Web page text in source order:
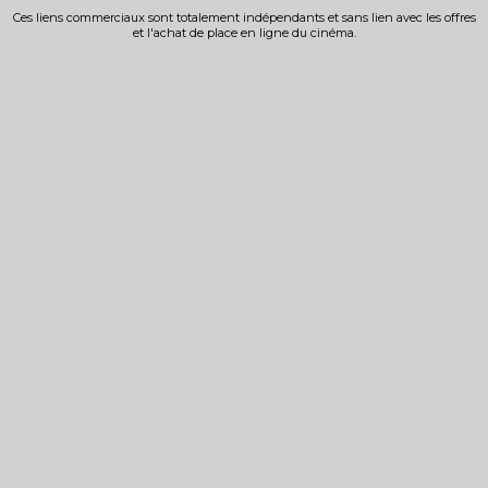
Ces liens commerciaux sont totalement indépendants et sans lien avec les offres
et l'achat de place en ligne du cinéma.